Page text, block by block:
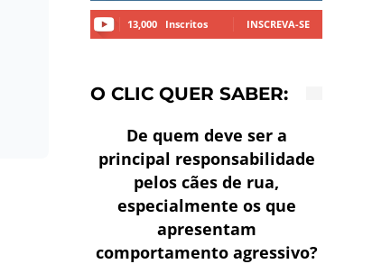
13,000 Inscritos INSCREVA-SE
O CLIC QUER SABER:
De quem deve ser a
principal responsabilidade
pelos cães de rua,
especialmente os que
apresentam
comportamento agressivo?